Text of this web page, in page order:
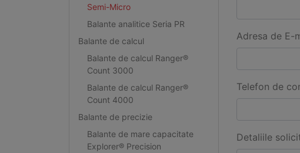
Semi-Micro
Balante analitice Seria PR
Balante de calcul
Balante de calcul Ranger®
Count 3000
Balante de calcul Ranger®
Count 4000
Balante de precizie
Balante de mare capacitate
Explorer® Precision
Adresa de E-
Telefon de
Detaliile